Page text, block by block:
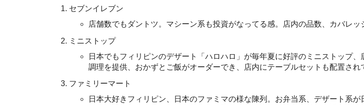
セブンイレブン
店舗数でもダントツ。マシーン系も投資がなってる感。店内の品数、カバレッ
ミニストップ
日本でもフィリピンのデザート「ハロハロ」が毎年夏に好評のミニストップ
調理を提供、おかずとご飯がオーダーでき、店内にテーブルセットも配置され
ファミリーマート
日本大好きフィリピン、日本のファミマの様な陳列。お弁当系、デザート系